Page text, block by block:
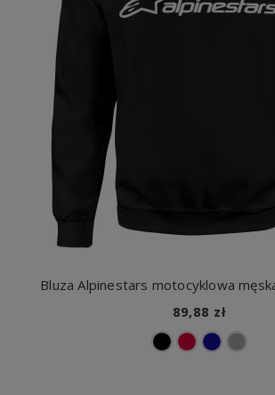
Bluza Alpinestars motocyklowa
89,88 zł